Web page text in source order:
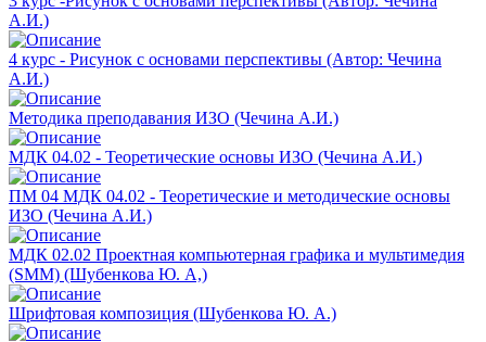
А.И.)
4 курс - Рисунок с основами перспективы (Автор: Чечина
А.И.)
Методика преподавания ИЗО (Чечина А.И.)
МДК 04.02 - Теоретические основы ИЗО (Чечина А.И.)
ПМ 04 МДК 04.02 - Теоретические и методические основы
ИЗО (Чечина А.И.)
МДК 02.02 Проектная компьютерная графика и мультимедия
(SMM) (Шубенкова Ю. А,)
Шрифтовая композиция (Шубенкова Ю. А.)